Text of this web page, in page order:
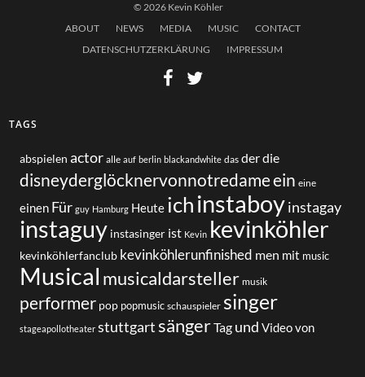
© 2026 Kevin Köhler
ABOUT
NEWS MEDIA MUSIC
CONTACT
DATENSCHUTZERKLÄRUNG
IMPRESSUM
TAGS
abspielen actor alle auf berlin blackandwhite das derdie
disneyderglöcknervonnotredameein eine
einen Für guy Hamburg Heute ichinstaboy instagay
instaguy instasinger ist Kevin kevinköhler
kevinköhlerfanclub kevinköhlerunfinished men mit music
Musical musicaldarsteller musik
performer pop popmusic schauspieler singer
stageapollotheater stuttgartsängerTag und Video von